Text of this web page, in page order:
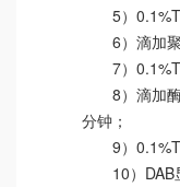
5）
6）滴加
7）
8）滴加
分钟；
9）
10）DAB